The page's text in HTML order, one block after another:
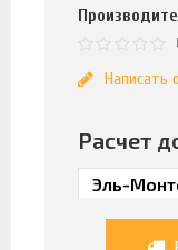
Написать
Расчет